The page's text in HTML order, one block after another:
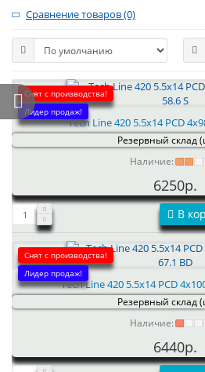
Сравнение товаров (0)
Снят с производства!
Лидер продаж!
Tech Line 420 5.5x14 PCD
Резервный склад
Наличие:
6250р.
В
Снят с производства!
Лидер продаж!
Tech Line 420 5.5x14 PCD
Резервный склад
Наличие:
6440р.